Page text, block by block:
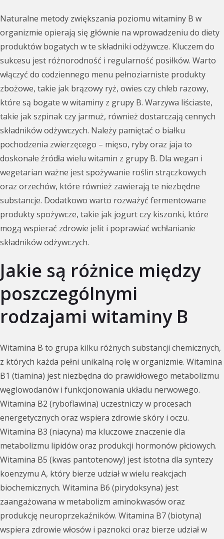
Naturalne metody zwiększania poziomu witaminy B w
organizmie opierają się głównie na wprowadzeniu do diety
produktów bogatych w te składniki odżywcze. Kluczem do
sukcesu jest różnorodność i regularność posiłków. Warto
włączyć do codziennego menu pełnoziarniste produkty
zbożowe, takie jak brązowy ryż, owies czy chleb razowy,
które są bogate w witaminy z grupy B. Warzywa liściaste,
takie jak szpinak czy jarmuż, również dostarczają cennych
składników odżywczych. Należy pamiętać o białku
pochodzenia zwierzęcego – mięso, ryby oraz jaja to
doskonałe źródła wielu witamin z grupy B. Dla wegan i
wegetarian ważne jest spożywanie roślin strączkowych
oraz orzechów, które również zawierają te niezbędne
substancje. Dodatkowo warto rozważyć fermentowane
produkty spożywcze, takie jak jogurt czy kiszonki, które
mogą wspierać zdrowie jelit i poprawiać wchłanianie
składników odżywczych.
Jakie są różnice między
poszczególnymi
rodzajami witaminy B
Witamina B to grupa kilku różnych substancji chemicznych,
z których każda pełni unikalną rolę w organizmie. Witamina
B1 (tiamina) jest niezbędna do prawidłowego metabolizmu
węglowodanów i funkcjonowania układu nerwowego.
Witamina B2 (ryboflawina) uczestniczy w procesach
energetycznych oraz wspiera zdrowie skóry i oczu.
Witamina B3 (niacyna) ma kluczowe znaczenie dla
metabolizmu lipidów oraz produkcji hormonów płciowych.
Witamina B5 (kwas pantotenowy) jest istotna dla syntezy
koenzymu A, który bierze udział w wielu reakcjach
biochemicznych. Witamina B6 (pirydoksyna) jest
zaangażowana w metabolizm aminokwasów oraz
produkcję neuroprzekaźników. Witamina B7 (biotyna)
wspiera zdrowie włosów i paznokci oraz bierze udział w